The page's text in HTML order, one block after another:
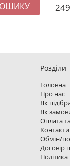
Розділи
Головна
Про нас
Як
Як
Оплата
Контакти
Обмін/
Договір
Політика